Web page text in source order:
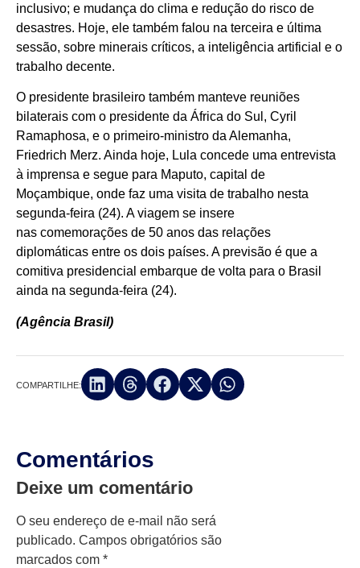
inclusivo; e mudança do clima e redução do risco de
desastres. Hoje, ele também falou na terceira e última
sessão, sobre minerais críticos, a inteligência artificial e o
trabalho decente.
O presidente brasileiro também manteve reuniões
bilaterais com o presidente da África do Sul, Cyril
Ramaphosa, e o primeiro-ministro da Alemanha,
Friedrich Merz. Ainda hoje, Lula concede uma entrevista
à imprensa e segue para Maputo, capital de
Moçambique, onde faz uma visita de trabalho nesta
segunda-feira (24). A viagem se insere
nas comemorações de 50 anos das relações
diplomáticas entre os dois países. A previsão é que a
comitiva presidencial embarque de volta para o Brasil
ainda na segunda-feira (24).
(Agência Brasil)
COMPARTILHE:
Comentários
Deixe um comentário
O seu endereço de e-mail não será
publicado. Campos obrigatórios são
marcados com *